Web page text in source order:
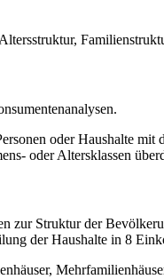
oder Haushalte mit
oder Altersklassen
zur Struktur der
der Haushalte in 8